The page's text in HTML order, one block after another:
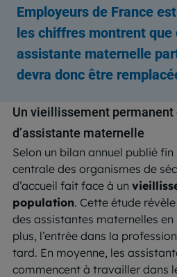
Employeurs de France
les chiffres montrent que
assistante maternelle
devra donc être
Un vieillissement permanent
d’assistante maternelle
Selon un bilan annuel publié fin
centrale des organismes de
d’accueil fait face à un
population. Cette étude
des assistantes maternelles en
plus, l’entrée dans la
tard. En moyenne, les
commencent à travailler dans